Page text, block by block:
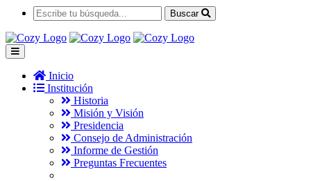
Buscar
Inicio
Institución
Historia
Misión y Visión
Presidencia
Consejo de Administración
Informe de Gestión
Preguntas Frecuentes